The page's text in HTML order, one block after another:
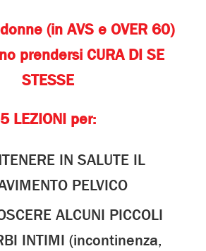
(in AVS e OVER 60)
prendersi CURA DI SE
STESSE
5 LEZIONI per:
IN SALUTE IL
PELVICO
ALCUNI PICCOLI
INTIMI (incontinenza,